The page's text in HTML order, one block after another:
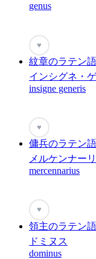
genus
♥
紋章のラテン語
インシグネ・
insigne generis
♥
傭兵のラテン語
メルケンナー
mercennarius
♥
領主のラテン語
ドミヌス
dominus